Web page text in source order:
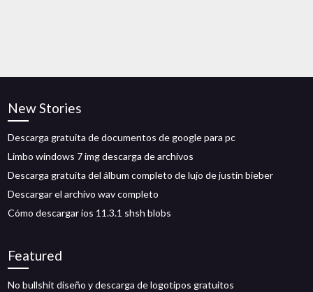
New Stories
Descarga gratuita de documentos de google para pc
Limbo windows 7 img descarga de archivos
Descarga gratuita del álbum completo de lujo de justin bieber
Descargar el archivo wav completo
Cómo descargar ios 11.3.1 shsh blobs
Featured
No bullshit diseño y descarga de logotipos gratuitos